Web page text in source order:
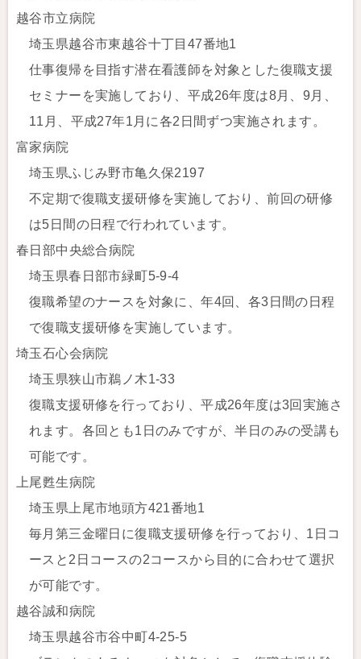
越谷市立病院
埼玉県越谷市東越谷十丁目47番地1
仕事復帰を目指す潜在看護師を対象とした復職支援
セミナーを実施しており、平成26年度は8月、9月、
11月、平成27年1月に各2日間ずつ実施されます。
富家病院
埼玉県ふじみ野市亀久保2197
不定期で復職支援研修を実施しており、前回の研修
は5日間の日程で行われています。
春日部中央総合病院
埼玉県春日部市緑町5-9-4
復職希望のナースを対象に、年4回、各3日間の日程
で復職支援研修を実施しています。
埼玉石心会病院
埼玉県狭山市鵜ノ木1-33
復職支援研修を行っており、平成26年度は3回実施さ
れます。各回とも1日のみですが、半日のみの受講も
可能です。
上尾甦生病院
埼玉県上尾市地頭方421番地1
毎月第三金曜日に復職支援研修を行っており、1日コ
ースと2日コースの2コースから目的に合わせて選択
が可能です。
越谷誠和病院
埼玉県越谷市谷中町4-25-5